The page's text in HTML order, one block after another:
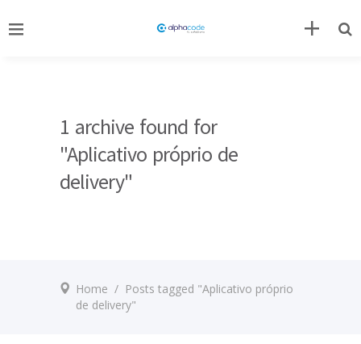
1 archive found for
"Aplicativo próprio de
delivery"
Home / Posts tagged "Aplicativo próprio
de delivery"